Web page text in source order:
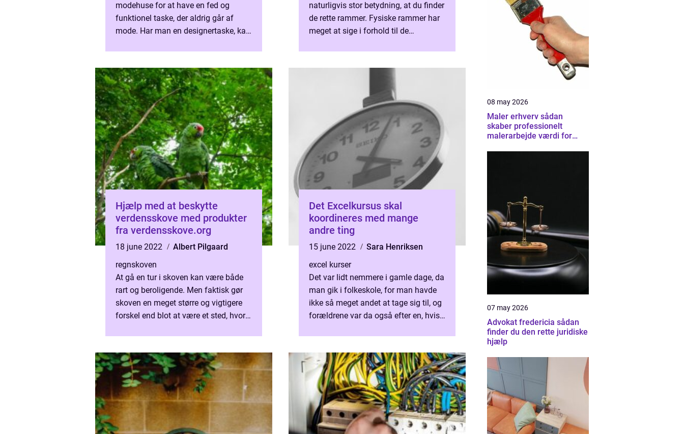
modehuse for at have en fed og
funktionel taske, der aldrig går af
mode. Har man en designertaske, kan
naturligvis stor betydning, at du finder
de rette rammer. Fysiske rammer har
meget at sige i forhold til de
Hjælp med at beskytte
verdensskove med produkter
fra verdensskove.org
18 june 2022
Albert Pilgaard
regnskoven
At gå en tur i skoven kan være både
rart og beroligende. Men faktisk gør
skoven en meget større og vigtigere
forskel end blot at være et sted, hvor
Det Excelkursus skal
koordineres med mange
andre ting
15 june 2022
Sara Henriksen
excel kurser
Det var lidt nemmere i gamle dage, da
man gik i folkeskole, for man havde
ikke så meget andet at tage sig til, og
forældrene var da også efter en, hvis
08 may 2026
Maler erhverv sådan
skaber professionelt
malerarbejde værdi for
07 may 2026
Advokat fredericia sådan
finder du den rette juridiske
hjælp